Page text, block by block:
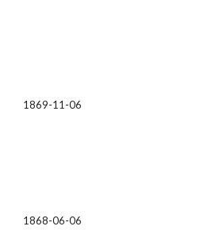
1869-11-06
1868-06-06